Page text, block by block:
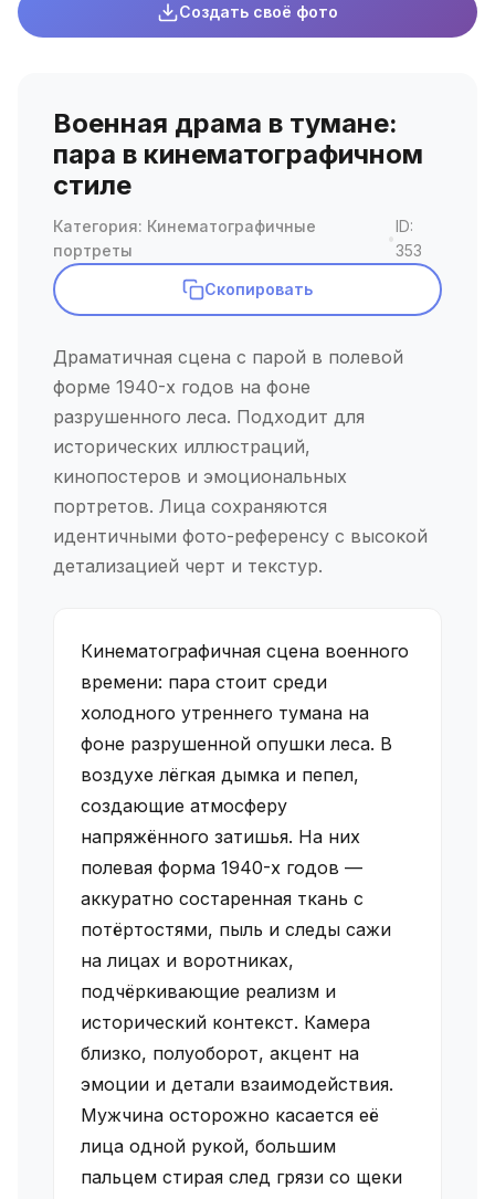
Военная драма в тумане:
пара в кинематографичном
стиле
Категория: Кинематографичные
портреты
ID:
353
Скопировать
Драматичная сцена с парой в полевой
форме 1940-х годов на фоне
разрушенного леса. Подходит для
исторических иллюстраций,
кинопостеров и эмоциональных
портретов. Лица сохраняются
идентичными фото-референсу с высокой
детализацией черт и текстур.
Кинематографичная сцена военного
времени: пара стоит среди
холодного утреннего тумана на
фоне разрушенной опушки леса. В
воздухе лёгкая дымка и пепел,
создающие атмосферу
напряжённого затишья. На них
полевая форма 1940-х годов —
аккуратно состаренная ткань с
потёртостями, пыль и следы сажи
на лицах и воротниках,
подчёркивающие реализм и
исторический контекст. Камера
близко, полуоборот, акцент на
эмоции и детали взаимодействия.
Мужчина осторожно касается её
лица одной рукой, большим
пальцем стирая след грязи со щеки
Создать своё фото